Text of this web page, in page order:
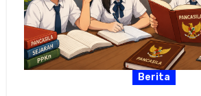
Berita